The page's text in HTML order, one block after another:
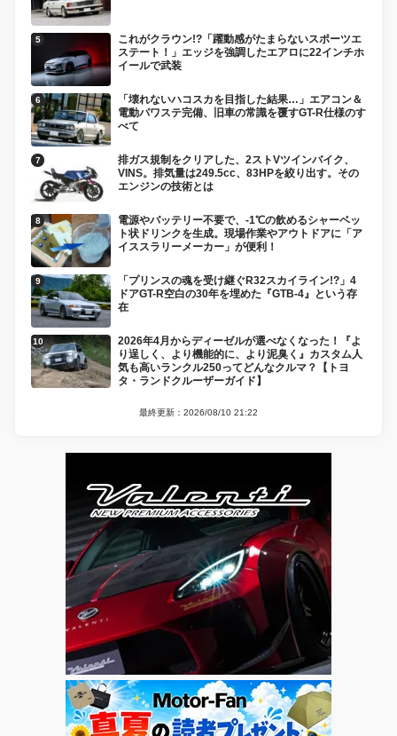
これがクラウン!?「躍動感がたまらないスポーツエ
ステート！」エッジを強調したエアロに22インチホ
イールで武装
「壊れないハコスカを目指した結果…」エアコン＆
電動パワステ完備、旧車の常識を覆すGT-R仕様のす
べて
排ガス規制をクリアした、2ストVツインバイク、
VINS。排気量は249.5cc、83HPを絞り出す。その
エンジンの技術とは
電源やバッテリー不要で、-1℃の飲めるシャーベッ
ト状ドリンクを生成。現場作業やアウトドアに「ア
イススラリーメーカー」が便利！
「プリンスの魂を受け継ぐR32スカイライン!?」4
ドアGT-R空白の30年を埋めた『GTB-4』という存
在
2026年4月からディーゼルが選べなくなった！『よ
り逞しく、より機能的に、より泥臭く』カスタム人
気も高いランクル250ってどんなクルマ？【トヨ
タ・ランドクルーザーガイド】
最終更新：2026/08/10 21:22